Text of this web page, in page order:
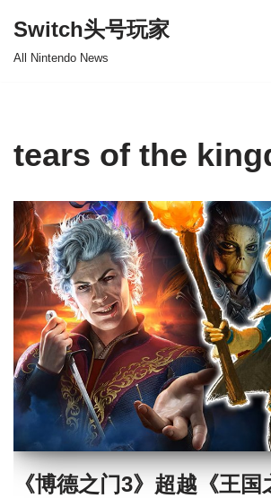
Switch头号玩家
All Nintendo News
tears of the
《博德之门3》超越《王